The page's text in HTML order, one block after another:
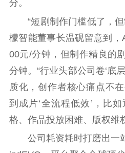
分。
“短剧制作门槛低了，但
檬智能董事长温砚留意到
00元/分钟，但制作精良的
分钟。“行业头部公司卷‘底
质化，创作者核心痛点不
到成片‘全流程低效’，比
格、作品投放困难、版权维
公司耗资耗时打磨出一